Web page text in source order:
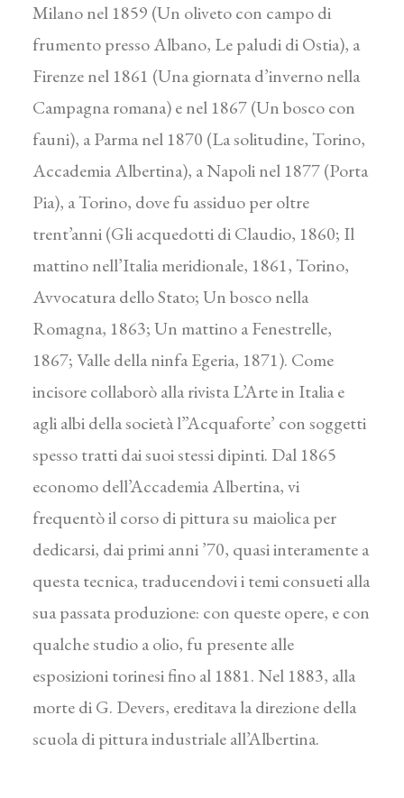
Milano nel 1859 (Un oliveto con campo di
frumento presso Albano, Le paludi di Ostia), a
Firenze nel 1861 (Una giornata d’inverno nella
Campagna romana) e nel 1867 (Un bosco con
fauni), a Parma nel 1870 (La solitudine, Torino,
Accademia Albertina), a Napoli nel 1877 (Porta
Pia), a Torino, dove fu assiduo per oltre
trent’anni (Gli acquedotti di Claudio, 1860; Il
mattino nell’Italia meridionale, 1861, Torino,
Avvocatura dello Stato; Un bosco nella
Romagna, 1863; Un mattino a Fenestrelle,
1867; Valle della ninfa Egeria, 1871). Come
incisore collaborò alla rivista L’Arte in Italia e
agli albi della società l”Acquaforte’ con soggetti
spesso tratti dai suoi stessi dipinti. Dal 1865
economo dell’Accademia Albertina, vi
frequentò il corso di pittura su maiolica per
dedicarsi, dai primi anni ’70, quasi interamente a
questa tecnica, traducendovi i temi consueti alla
sua passata produzione: con queste opere, e con
qualche studio a olio, fu presente alle
esposizioni torinesi fino al 1881. Nel 1883, alla
morte di G. Devers, ereditava la direzione della
scuola di pittura industriale all’Albertina.